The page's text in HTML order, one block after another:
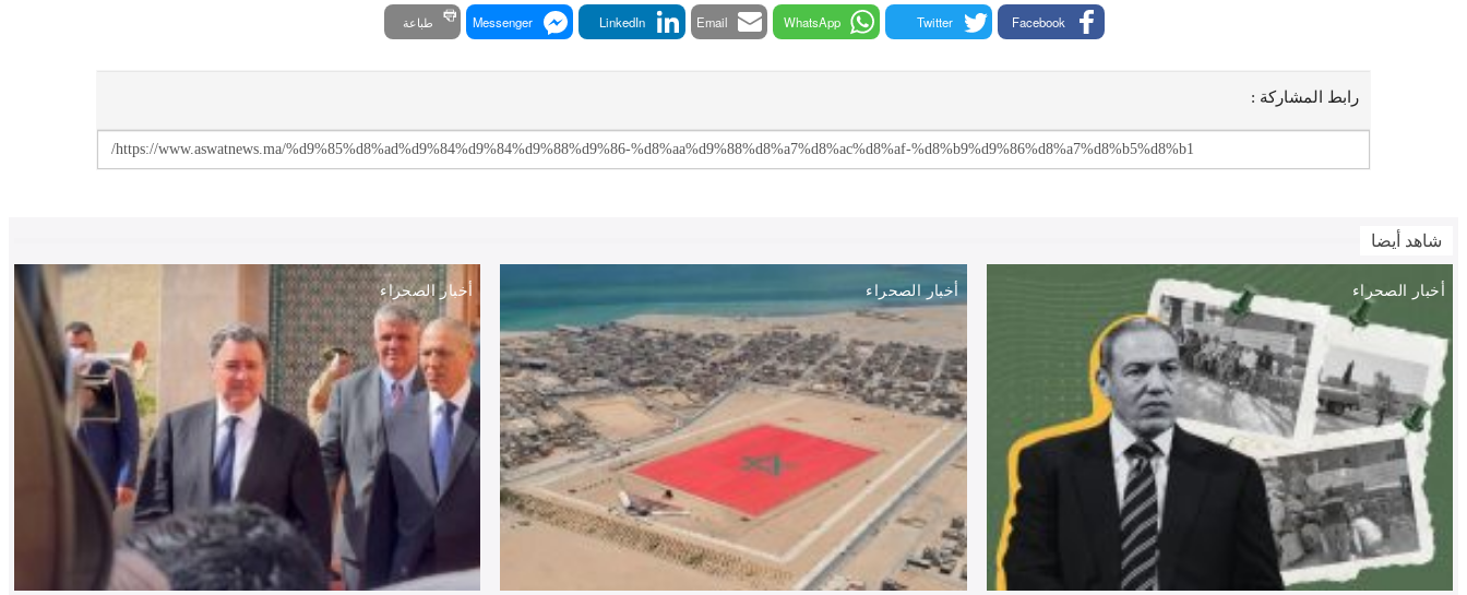
Facebook
Twitter
WhatsApp
Email
LinkedIn
Messenger طباعة
رابط المشاركة :
شاهد أيضا
أخبار الصحراء أخبار الصحراء أخبار الصحراء